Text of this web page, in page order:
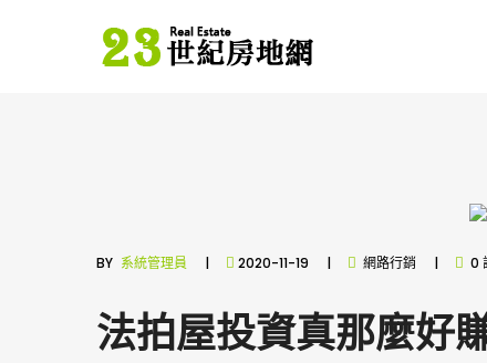
BY 系統管理員 2020-11-19 網路行銷 0
法拍屋投資真那麼好